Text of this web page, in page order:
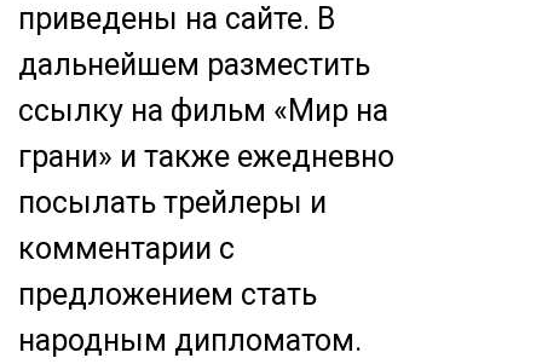
приведены на сайте. В
дальнейшем разместить
ссылку на фильм «Мир на
грани» и также ежедневно
посылать трейлеры и
комментарии с
предложением стать
народным дипломатом.